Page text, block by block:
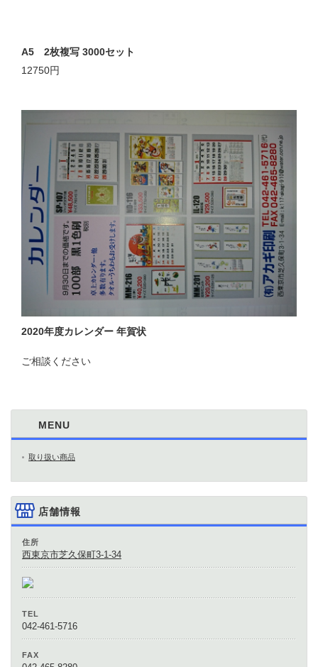
A5 2枚複写 3000セット
12750円
2020年度カレンダー 年賀状
ご相談ください
MENU
取り扱い商品
店舗情報
住所
西東京市芝久保町3-1-34
TEL
042-461-5716
FAX